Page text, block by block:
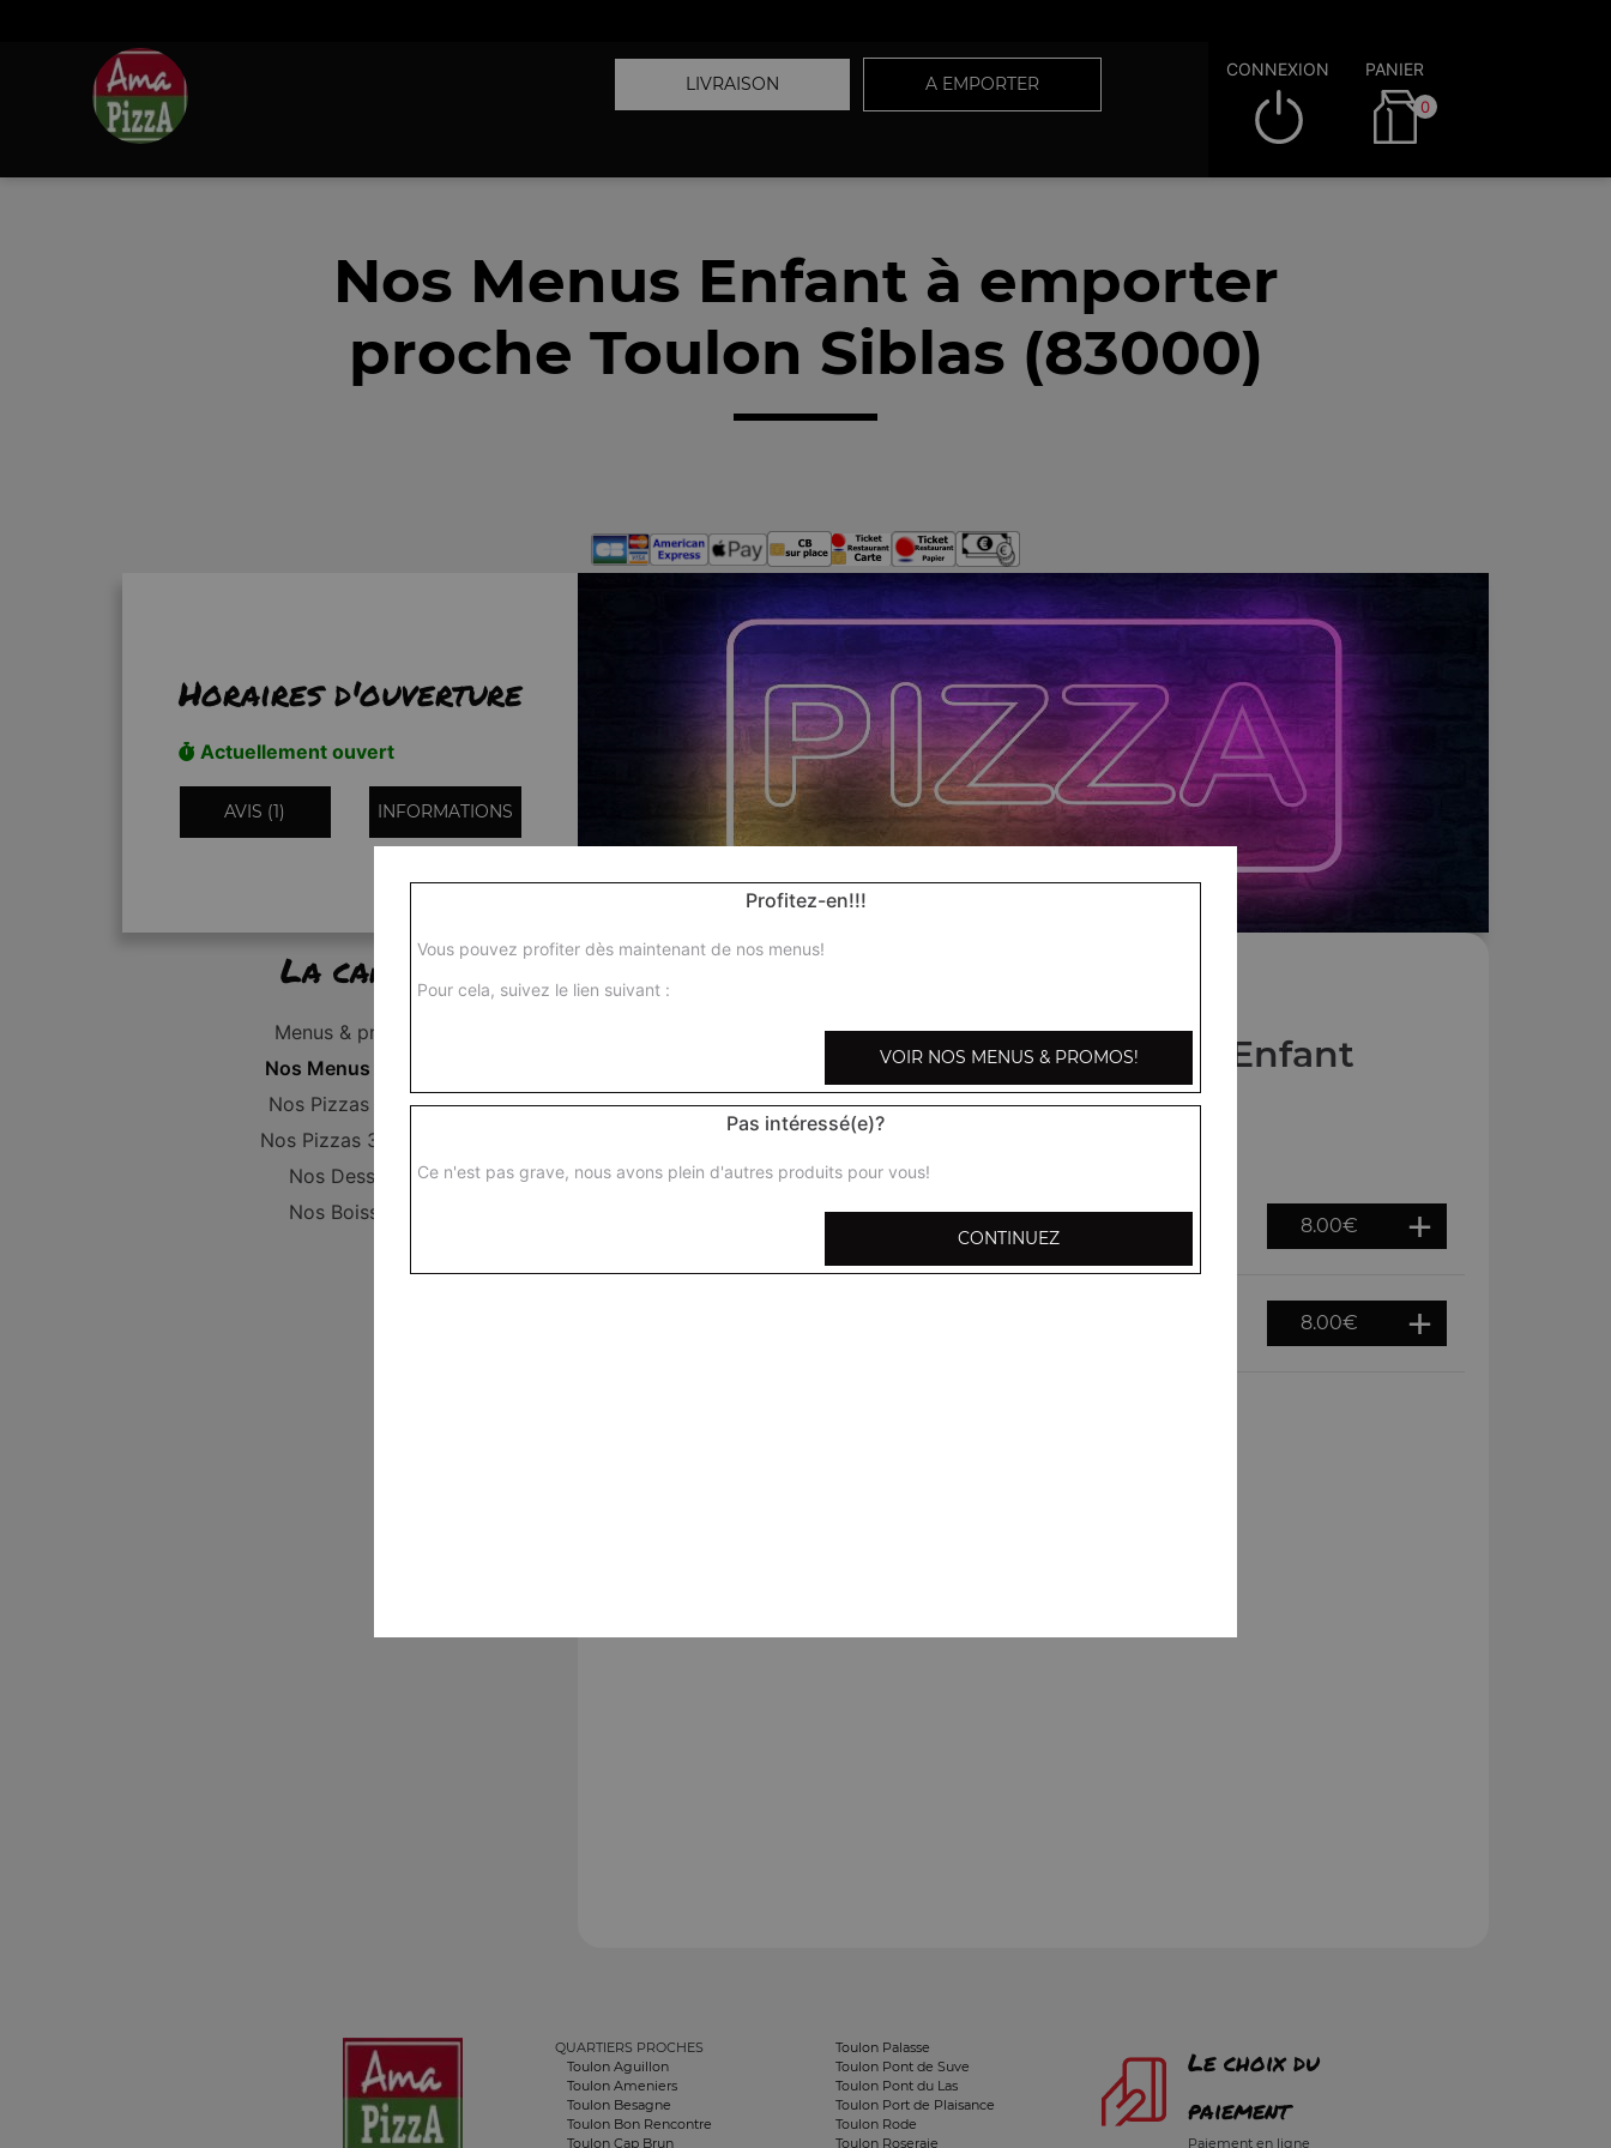
LIVRAISON A EMPORTER
CONNEXION PANIER
0
Nos Menus Enfant à emporter
proche Toulon Siblas (83000)
Horaires d'ouverture
Actuellement ouvert
AVIS (1) INFORMATIONS
La carte
Menus & promos
Nos Menus Enfant
Nos Pizzas 29 cm
Nos Pizzas 34,5 cm
Nos Desserts
Nos Boissons
Nos Menus Enfant
fromage
8.00€
8.00€
QUARTIERS PROCHES
Toulon Aguillon
Toulon Ameniers
Toulon Besagne
Toulon Bon Rencontre
Toulon Cap Brun
Toulon Palasse
Toulon Pont de Suve
Toulon Pont du Las
Toulon Port de Plaisance
Toulon Rode
Toulon Roseraie
Le choix du
paiement
Paiement en ligne
Profitez-en!!!
Vous pouvez profiter dès maintenant de nos menus!
Pour cela, suivez le lien suivant :
VOIR NOS MENUS & PROMOS!
Pas intéressé(e)?
Ce n'est pas grave, nous avons plein d'autres produits pour vous!
CONTINUEZ